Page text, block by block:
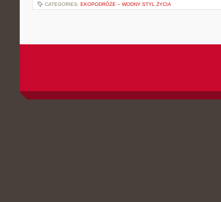
CATEGORIES: EKOPODRÓŻE – WODNY STYL ŻYCIA